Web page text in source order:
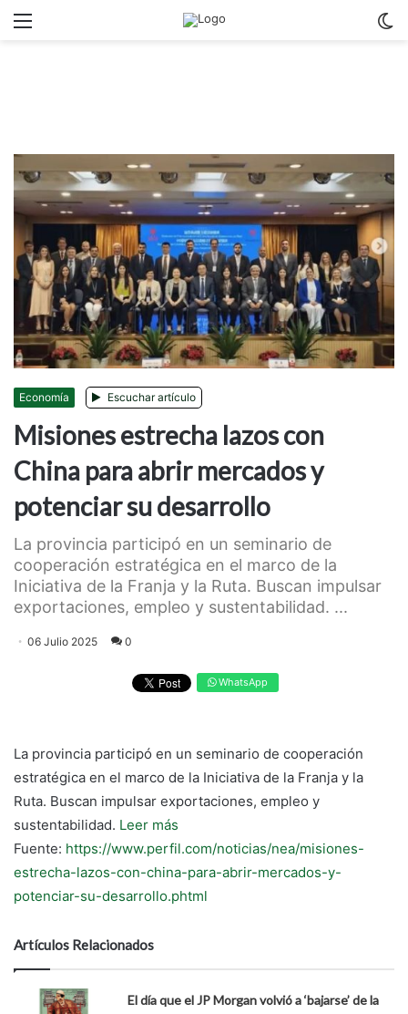
Economía Escuchar artículo
Misiones estrecha lazos con
China para abrir mercados y
potenciar su desarrollo
La provincia participó en un seminario de
cooperación estratégica en el marco de la
Iniciativa de la Franja y la Ruta. Buscan impulsar
exportaciones, empleo y sustentabilidad. ...
06 Julio 2025 0
WhatsApp
La provincia participó en un seminario de cooperación
estratégica en el marco de la Iniciativa de la Franja y la
Ruta. Buscan impulsar exportaciones, empleo y
sustentabilidad. Leer más
Fuente: https://www.perfil.com/noticias/nea/misiones-
estrecha-lazos-con-china-para-abrir-mercados-y-
potenciar-su-desarrollo.phtml
Artículos Relacionados
El día que el JP Morgan volvió a ‘bajarse’ de la